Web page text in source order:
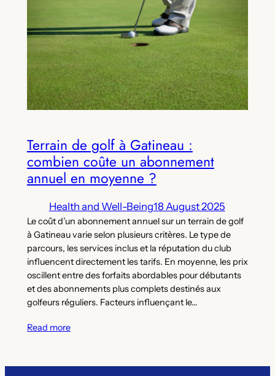
Terrain de golf à Gatineau :
combien coûte un abonnement
annuel en moyenne ?
Health and Well-Being18 August 2025
Le coût d’un abonnement annuel sur un terrain de golf
à Gatineau varie selon plusieurs critères. Le type de
parcours, les services inclus et la réputation du club
influencent directement les tarifs. En moyenne, les prix
oscillent entre des forfaits abordables pour débutants
et des abonnements plus complets destinés aux
golfeurs réguliers. Facteurs influençant le…
Read more